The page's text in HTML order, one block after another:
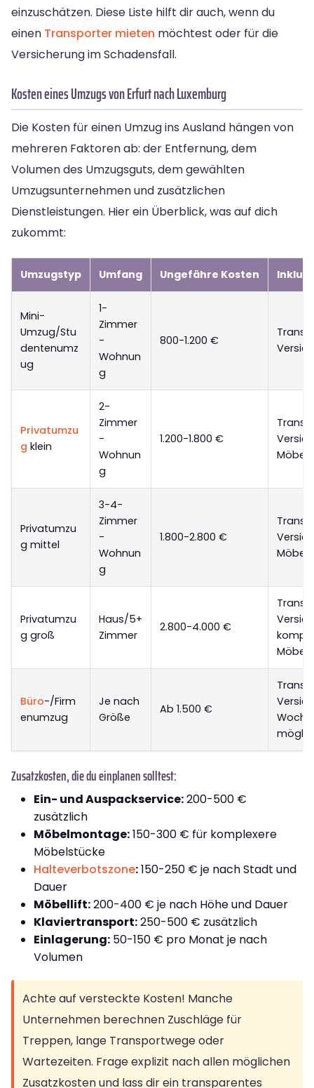
einzuschätzen. Diese Liste hilft dir auch, wenn du
einen Transporter mieten möchtest oder für die
Versicherung im Schadensfall.
Kosten eines Umzugs von Erfurt nach Luxemburg
Die Kosten für einen Umzug ins Ausland hängen von
mehreren Faktoren ab: der Entfernung, dem
Volumen des Umzugsguts, dem gewählten
Umzugsunternehmen und zusätzlichen
Dienstleistungen. Hier ein Überblick, was auf dich
zukommt:
Umzugstyp Umfang Ungefähre Kosten
Mini-
Umzug/Stu
dentenumz
ug
1-
Zimmer
-
Wohnun
g
800-1.200 €
Privatumzu
g klein
2-
Zimmer
-
Wohnun
g
1.200-1.800 €
Privatumzu
g mittel
3-4-
Zimmer
-
Wohnun
g
1.800-2.800 €
Privatumzu
g groß
Haus/5+
Zimmer
2.800-4.000 €
Büro-/Firm
enumzug
Je nach
Größe
Ab 1.500 €
Zusatzkosten, die du einplanen solltest:
Ein- und Auspackservice:200-500 €
zusätzlich
Möbelmontage:150-300 € für komplexere
Möbelstücke
Halteverbotszone:150-250 € je nach Stadt und
Dauer
Möbellift:200-400 € je nach Höhe und Dauer
Klaviertransport:250-500 € zusätzlich
Einlagerung: 50-150 € pro Monat je nach
Volumen
Achte auf versteckte Kosten! Manche
Unternehmen berechnen Zuschläge für
Treppen, lange Transportwege oder
Wartezeiten. Frage explizit nach allen möglichen
Zusatzkosten und lass dir ein transparentes